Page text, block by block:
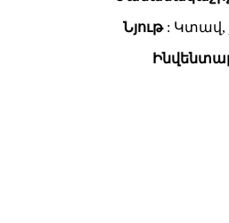
Նյութ: Կտավ,